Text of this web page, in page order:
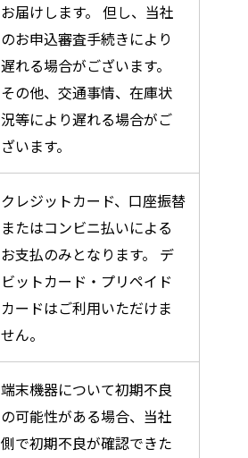
お届けします。 但し、当社
のお申込審査手続きにより
遅れる場合がございます。
その他、交通事情、在庫状
況等により遅れる場合がご
ざいます。
クレジットカード、口座振替
またはコンビニ払いによる
お支払のみとなります。 デ
ビットカード・プリペイド
カードはご利⽤いただけま
せん。
端末機器について初期不良
の可能性がある場合、当社
側で初期不良が確認できた